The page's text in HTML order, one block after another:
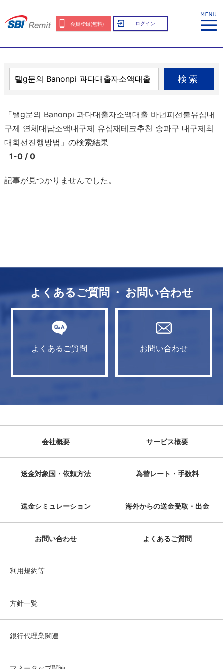
会員登録(無料) ログイン
検索
「탤g문의 Banonpi 과다대출자소액대출 바넌피선불유심내
구제 연체대납소액내구제 유심재테크추천 송파구 내구제최
대회선진행방법」の検索結果
1-0 / 0
記事が見つかりませんでした。
よくあるご質問 ・ お問い合わせ
よくあるご質問 お問い合わせ
会社概要 サービス概要
送金対象国・依頼方法 為替レート・手数料
送金シミュレーション 海外からの送金受取・出金
お問い合わせ よくあるご質問
利用規約等
方針一覧
銀行代理業関連